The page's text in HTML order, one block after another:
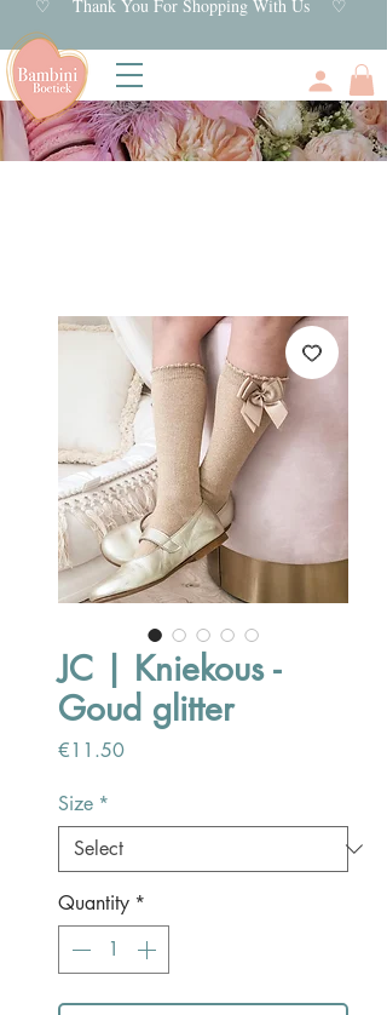
♡ Thank You For Shopping With Us ♡
JC | Kniekous -
Goud glitter
€11.50Price
Size *
Quantity *